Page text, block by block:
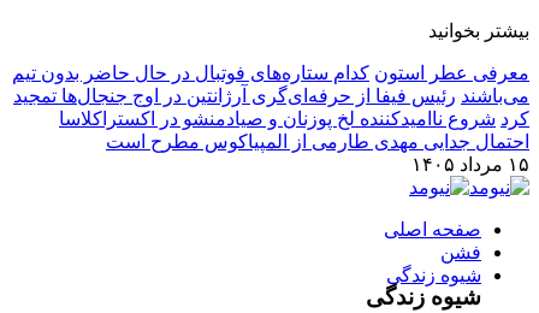
بیشتر بخوانید
معرفی عطر استون کدام ستاره‌های فوتبال در حال حاضر بدون تیم
می‌باشند رئیس فیفا از حرفه‌ای‌گری آرژانتین در اوج جنجال‌ها تمجید
کرد شروع ناامیدکننده لخ پوزنان و صیادمنشو در اکستراکلاسا
احتمال جدایی مهدی طارمی از المپیاکوس مطرح است
۱۵ مرداد ۱۴۰۵
صفحه اصلی
فشن
شیوه زندگی
شیوه زندگی